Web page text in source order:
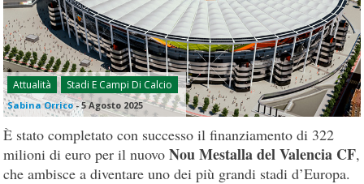
Attualità Stadi E Campi Di Calcio
Sabina Orrico-5 Agosto 2025
È stato completato con successo il finanziamento di 322
milioni di euro per il nuovoNou Mestalla del Valencia CF,
che ambisce a diventare uno dei più grandi stadi d’Europa.